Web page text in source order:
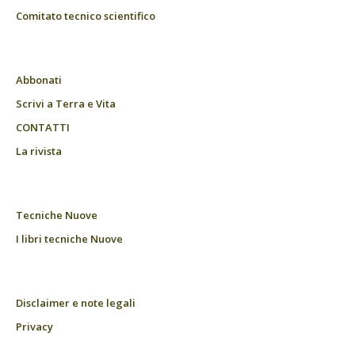
Comitato tecnico scientifico
Abbonati
Scrivi a Terra e Vita
CONTATTI
La rivista
Tecniche Nuove
I libri tecniche Nuove
Disclaimer e note legali
Privacy